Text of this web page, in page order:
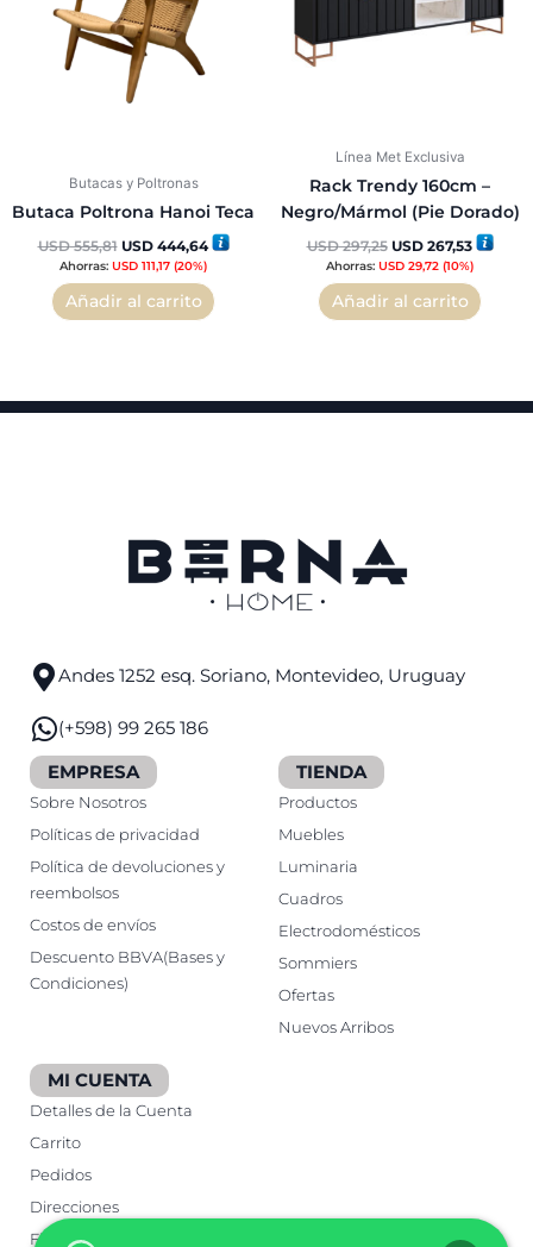
Butacas y Poltronas
Butaca Poltrona Hanoi Teca
USD555,81 USD444,64
Ahorras: USD 111,17 (20%)
Añadir al carrito
Línea Met Exclusiva
Rack Trendy 160cm –
Negro/Mármol (Pie Dorado)
USD297,25 USD267,53
Ahorras: USD 29,72 (10%)
Añadir al carrito
Andes 1252 esq. Soriano, Montevideo, Uruguay
(+598) 99 265 186
EMPRESA
Sobre Nosotros
Políticas de privacidad
Política de devoluciones y
reembolsos
Costos de envíos
Descuento BBVA(Bases y
Condiciones)
TIENDA
Productos
Muebles
Luminaria
Cuadros
Electrodomésticos
Sommiers
Ofertas
Nuevos Arribos
MI CUENTA
Detalles de la Cuenta
Carrito
Pedidos
Direcciones
Finalizar Compra